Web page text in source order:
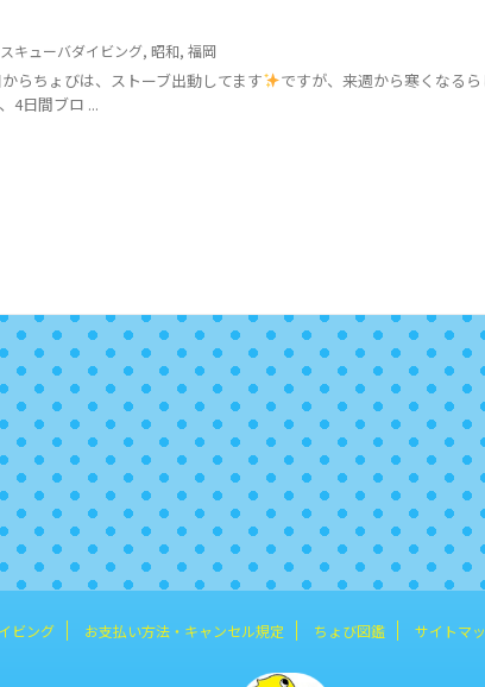
スキューバダイビング, 昭和, 福岡
らちょびは、ストーブ出動してます
ですが、来週から寒くなる
4日間ブロ ...
ビング お支払い方法・キャンセル規定 ちょび図鑑 サイトマ